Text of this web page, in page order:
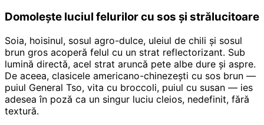
Domolește luciul felurilor cu sos și strălucitoare
Soia, hoisinul, sosul agro-dulce, uleiul de chili și sosul
brun gros acoperă felul cu un strat reflectorizant. Sub
lumină directă, acel strat aruncă pete albe dure și aspre.
De aceea, clasicele americano-chinezești cu sos brun —
puiul General Tso, vita cu broccoli, puiul cu susan — ies
adesea în poză ca un singur luciu cleios, nedefinit, fără
textură.